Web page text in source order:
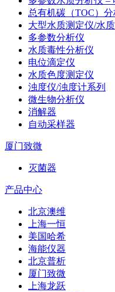
总有机碳（TOC）分
大型水质测定仪/水
多参数分析仪
水质毒性分析仪
电位滴定仪
水质色度测定仪
浊度仪/浊度计系列
微生物分析仪
消解器
自动采样器
厦门致微
灭菌器
产品中心
北京澳维
上海一恒
美国哈希
海能仪器
北京普析
厦门致微
上海龙跃